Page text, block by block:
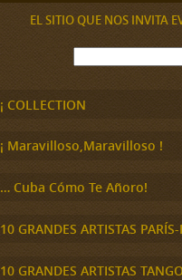
EL SITIO QUE NOS INVITA
B
u
c
a
¡ COLLECTION
¡ Maravilloso,Maravilloso !
… Cuba Cómo Te Añoro!
10 GRANDES ARTISTAS
10 GRANDES ARTISTAS